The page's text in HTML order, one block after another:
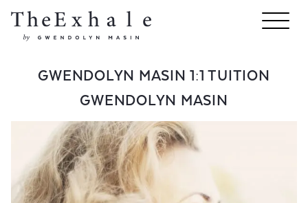
GWENDOLYN MASIN 1:1 TUITION
GWENDOLYN MASIN